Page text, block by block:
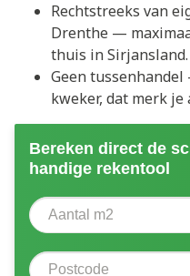
Rechtstreeks van
Drenthe —
thuis in Sirjansland.
Geen
kweker, dat merk je
Bereken direct de
handige rekentool
Aantal vierkante
Postcode